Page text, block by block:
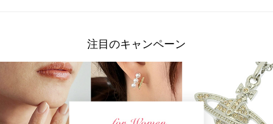
注目のキャンペーン